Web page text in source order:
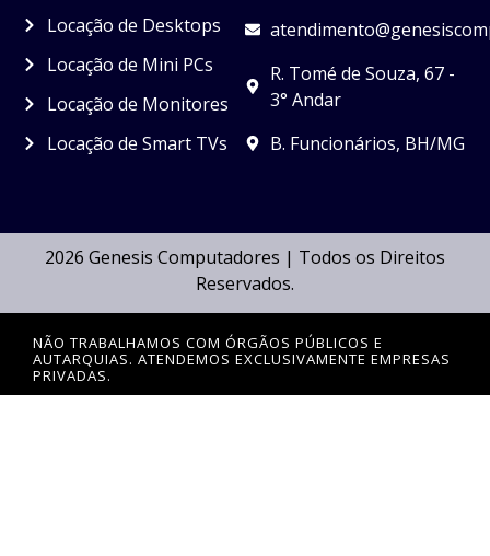
Locação de Desktops
Locação de Mini PCs
Locação de Monitores
Locação de Smart TVs
R. Tomé de Souza, 67 -
3° Andar
B. Funcionários, BH/MG
2026 Genesis Computadores | Todos os Direitos
Reservados.
NÃO TRABALHAMOS COM ÓRGÃOS PÚBLICOS E
AUTARQUIAS. ATENDEMOS EXCLUSIVAMENTE EMPRESAS
PRIVADAS.